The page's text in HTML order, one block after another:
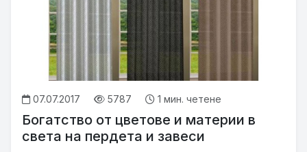
07.07.2017 5787 1 мин. четене
Богатство от цветове и материи в
света на пердета и завеси